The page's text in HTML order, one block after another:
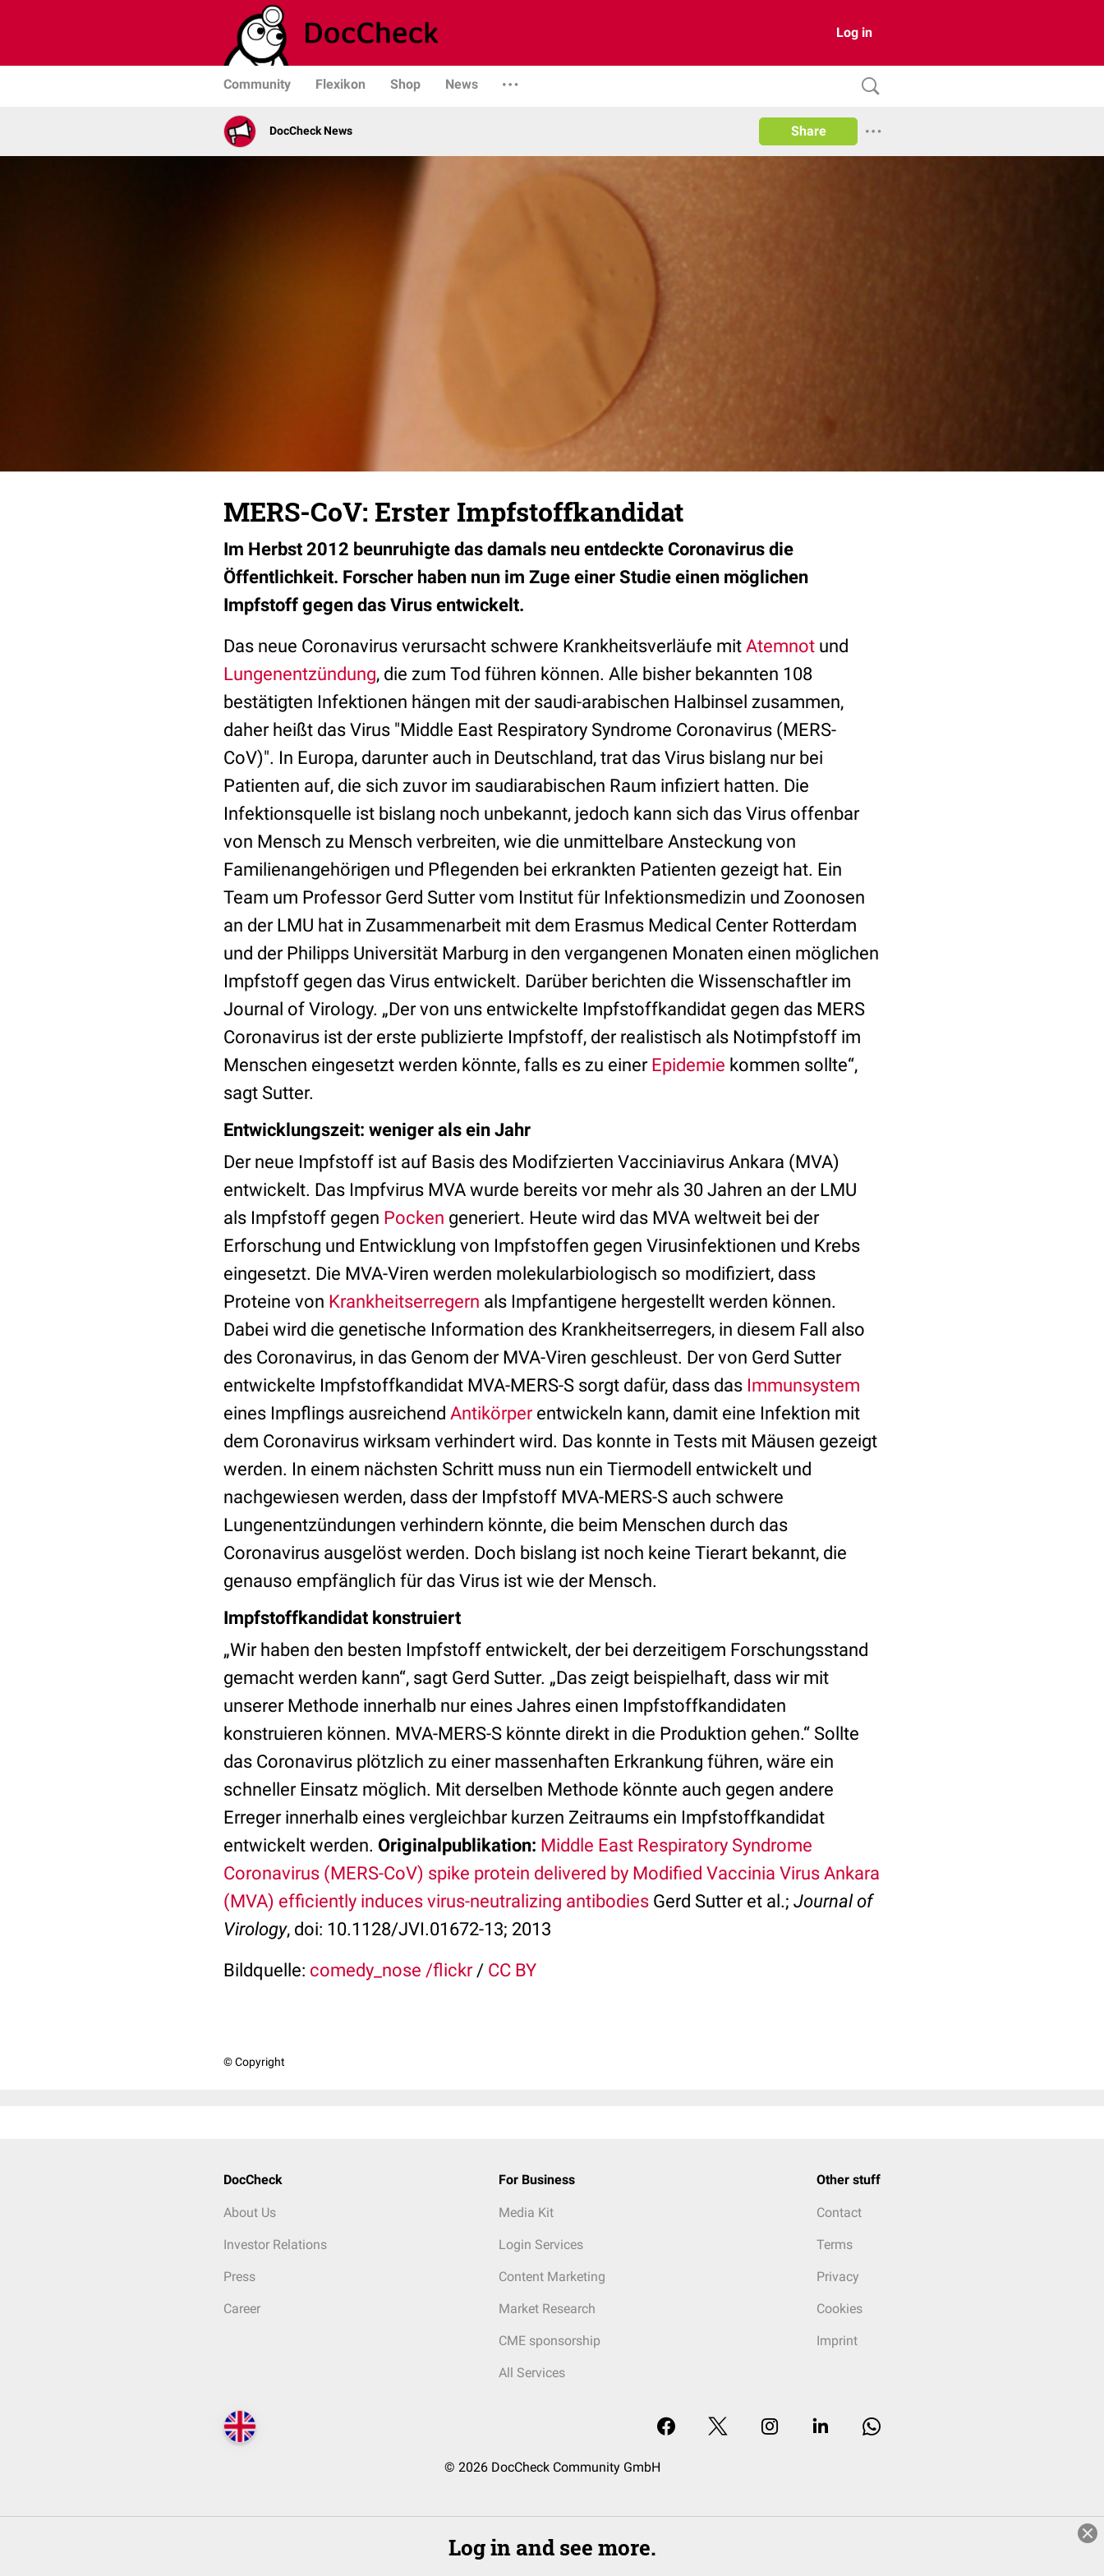
Log in
Community Flexikon Shop News
DocCheck News Share
MERS-CoV: Erster Impfstoffkandidat
Im Herbst 2012 beunruhigte das damals neu entdeckte Coronavirus die
Öffentlichkeit. Forscher haben nun im Zuge einer Studie einen möglichen
Impfstoff gegen das Virus entwickelt.
Das neue Coronavirus verursacht schwere Krankheitsverläufe mit Atemnot und
Lungenentzündung, die zum Tod führen können. Alle bisher bekannten 108
bestätigten Infektionen hängen mit der saudi-arabischen Halbinsel zusammen,
daher heißt das Virus "Middle East Respiratory Syndrome Coronavirus (MERS-
CoV)". In Europa, darunter auch in Deutschland, trat das Virus bislang nur bei
Patienten auf, die sich zuvor im saudiarabischen Raum infiziert hatten. Die
Infektionsquelle ist bislang noch unbekannt, jedoch kann sich das Virus offenbar
von Mensch zu Mensch verbreiten, wie die unmittelbare Ansteckung von
Familienangehörigen und Pflegenden bei erkrankten Patienten gezeigt hat. Ein
Team um Professor Gerd Sutter vom Institut für Infektionsmedizin und Zoonosen
an der LMU hat in Zusammenarbeit mit dem Erasmus Medical Center Rotterdam
und der Philipps Universität Marburg in den vergangenen Monaten einen möglichen
Impfstoff gegen das Virus entwickelt. Darüber berichten die Wissenschaftler im
Journal of Virology. „Der von uns entwickelte Impfstoffkandidat gegen das MERS
Coronavirus ist der erste publizierte Impfstoff, der realistisch als Notimpfstoff im
Menschen eingesetzt werden könnte, falls es zu einer Epidemie kommen sollte“,
sagt Sutter.
Entwicklungszeit: weniger als ein Jahr
Der neue Impfstoff ist auf Basis des Modifzierten Vacciniavirus Ankara (MVA)
entwickelt. Das Impfvirus MVA wurde bereits vor mehr als 30 Jahren an der LMU
als Impfstoff gegen Pocken generiert. Heute wird das MVA weltweit bei der
Erforschung und Entwicklung von Impfstoffen gegen Virusinfektionen und Krebs
eingesetzt. Die MVA-Viren werden molekularbiologisch so modifiziert, dass
Proteine von Krankheitserregern als Impfantigene hergestellt werden können.
Dabei wird die genetische Information des Krankheitserregers, in diesem Fall also
des Coronavirus, in das Genom der MVA-Viren geschleust. Der von Gerd Sutter
entwickelte Impfstoffkandidat MVA-MERS-S sorgt dafür, dass das Immunsystem
eines Impflings ausreichend Antikörperentwickeln kann, damit eine Infektion mit
dem Coronavirus wirksam verhindert wird. Das konnte in Tests mit Mäusen gezeigt
werden. In einem nächsten Schritt muss nun ein Tiermodell entwickelt und
nachgewiesen werden, dass der Impfstoff MVA-MERS-S auch schwere
Lungenentzündungen verhindern könnte, die beim Menschen durch das
Coronavirus ausgelöst werden. Doch bislang ist noch keine Tierart bekannt, die
genauso empfänglich für das Virus ist wie der Mensch.
Impfstoffkandidat konstruiert
„Wir haben den besten Impfstoff entwickelt, der bei derzeitigem Forschungsstand
gemacht werden kann“, sagt Gerd Sutter. „Das zeigt beispielhaft, dass wir mit
unserer Methode innerhalb nur eines Jahres einen Impfstoffkandidaten
konstruieren können. MVA-MERS-S könnte direkt in die Produktion gehen.“ Sollte
das Coronavirus plötzlich zu einer massenhaften Erkrankung führen, wäre ein
schneller Einsatz möglich. Mit derselben Methode könnte auch gegen andere
Erreger innerhalb eines vergleichbar kurzen Zeitraums ein Impfstoffkandidat
entwickelt werden. Originalpublikation: Middle East Respiratory Syndrome
Coronavirus (MERS-CoV) spike protein delivered by Modified Vaccinia Virus Ankara
(MVA) efficiently induces virus-neutralizing antibodies Gerd Sutter et al.; Journal of
Virology, doi: 10.1128/JVI.01672-13; 2013
Bildquelle: comedy_nose /flickr/ CC BY
© Copyright
DocCheck
About Us
Investor Relations
Press
Career
For Business
Media Kit
Login Services
Content Marketing
Market Research
CME sponsorship
All Services
Other stuff
Contact
Terms
Privacy
Cookies
Imprint
© 2026 DocCheck Community GmbH
Log in and see more.